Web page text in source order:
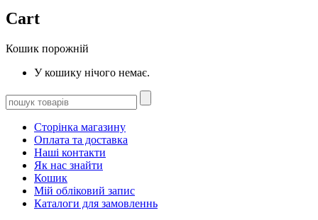
Cart
Кошик порожній
У кошику нічого немає.
Сторінка магазину
Оплата та доставка
Наші контакти
Як нас знайти
Кошик
Мій обліковий запис
Каталоги для замовленнь